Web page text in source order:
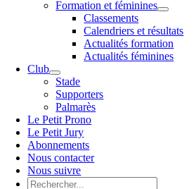
Formation et féminines
Classements
Calendriers et résultats
Actualités formation
Actualités féminines
Club
Stade
Supporters
Palmarès
Le Petit Prono
Le Petit Jury
Abonnements
Nous contacter
Nous suivre
Rechercher: